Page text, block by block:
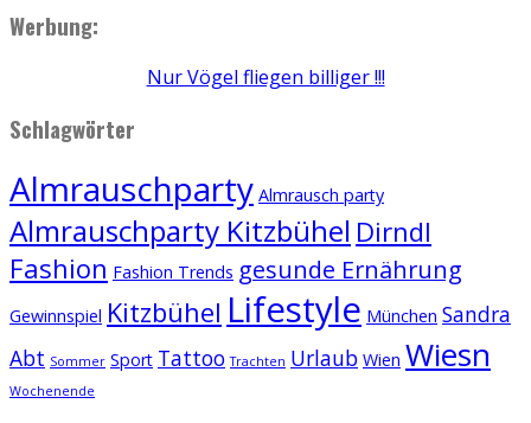
Werbung:
Nur Vögel fliegen billiger !!!
Schlagwörter
Almrauschparty Almrausch party
Almrauschparty Kitzbühel Dirndl
Fashion Fashion Trends gesunde Ernährung
Gewinnspiel Kitzbühel Lifestyle München Sandra
Abt Sommer Sport Tattoo Trachten Urlaub Wien Wiesn
Wochenende